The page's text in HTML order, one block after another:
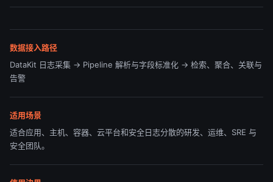
数据接入路径
DataKit 日志采集 → Pipeline 解析与字段标准化 → 检索、聚合、关联与
告警
适用场景
适合应用、主机、容器、云平台和安全日志分散的研发、运维、SRE 与
安全团队。